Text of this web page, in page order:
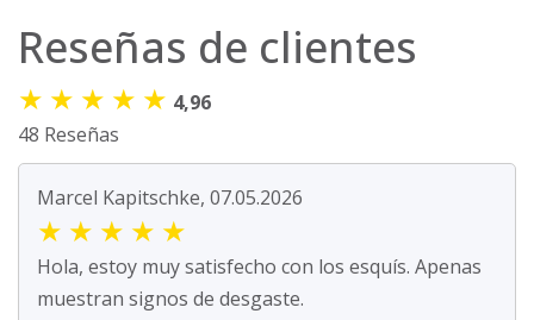
Reseñas de clientes
★ ★ ★ ★ ★ 4,96
48 Reseñas
Marcel Kapitschke, 07.05.2026
★ ★ ★ ★ ★
Hola, estoy muy satisfecho con los esquís. Apenas
muestran signos de desgaste.